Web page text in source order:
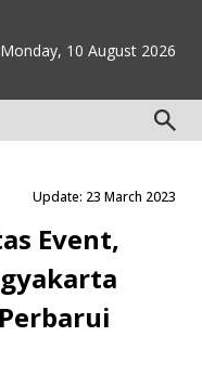
Monday, 10 August 2026
Update: 23 March 2023
Event,